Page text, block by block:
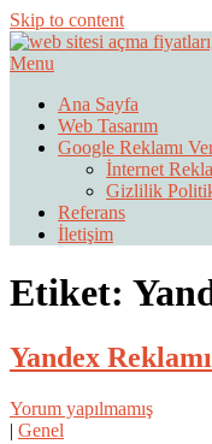
Skip to content
Web Sitesi
Fiyatları
Menu
Ana Sayfa
Web Tasarım
Google Reklamı
İnternet
Gizlilik
Referans
İletişim
Etiket:
Yandex
Yorum yapılmamış
| Genel